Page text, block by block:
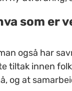
som er
også har
tiltak innen
og at